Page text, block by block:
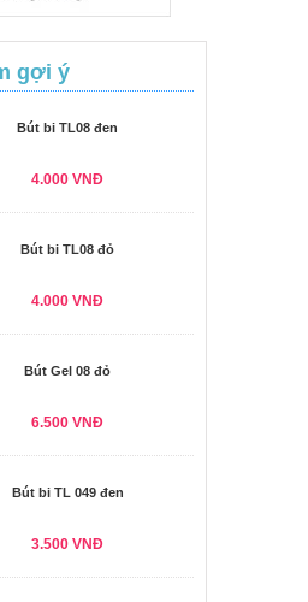
gợi ý
Bút bi TL08 đen
4.000 VNĐ
Bút bi TL08 đỏ
4.000 VNĐ
Bút Gel 08 đỏ
6.500 VNĐ
Bút bi TL 049 đen
3.500 VNĐ